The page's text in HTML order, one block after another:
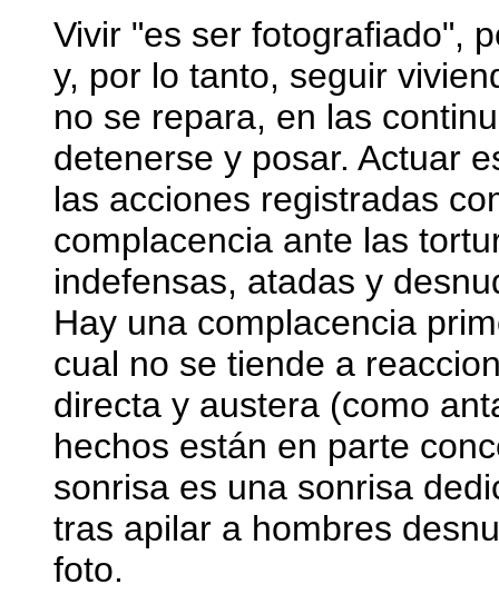
Vivir "es ser fotografiado",
y, por lo tanto, seguir
no se repara, en las
detenerse y posar. Actuar
las acciones registradas
complacencia ante las
indefensas, atadas y
Hay una complacencia
cual no se tiende a
directa y austera (como
hechos están en parte
sonrisa es una sonrisa
tras apilar a hombres
foto.